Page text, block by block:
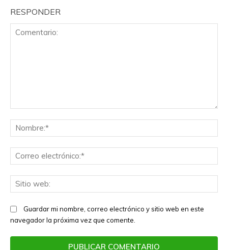
RESPONDER
Guardar mi nombre, correo electrónico y sitio web en este
navegador la próxima vez que comente.